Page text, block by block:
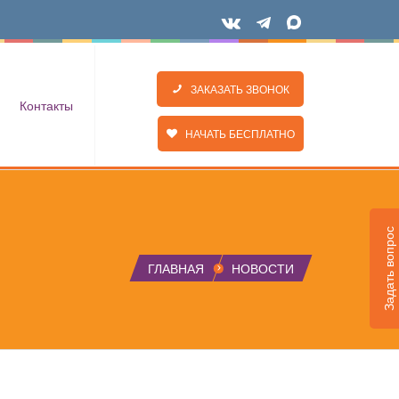
Контакты
ЗАКАЗАТЬ ЗВОНОК
НАЧАТЬ БЕСПЛАТНО
ГЛАВНАЯ НОВОСТИ Задать вопрос